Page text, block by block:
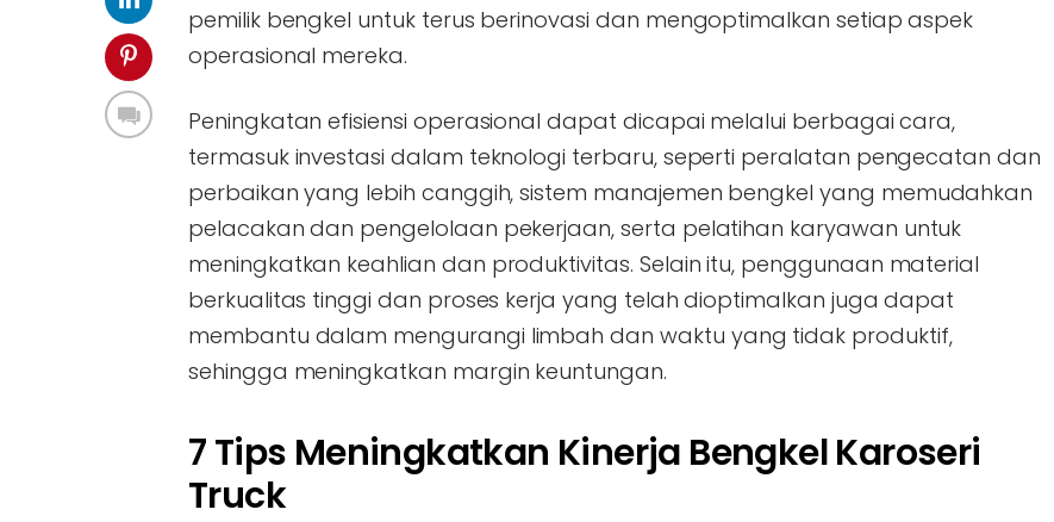
pemilik bengkel untuk terus berinovasi dan mengoptimalkan setiap aspek
operasional mereka.
Peningkatan efisiensi operasional dapat dicapai melalui berbagai cara,
termasuk investasi dalam teknologi terbaru, seperti peralatan pengecatan dan
perbaikan yang lebih canggih, sistem manajemen bengkel yang memudahkan
pelacakan dan pengelolaan pekerjaan, serta pelatihan karyawan untuk
meningkatkan keahlian dan produktivitas. Selain itu, penggunaan material
berkualitas tinggi dan proses kerja yang telah dioptimalkan juga dapat
membantu dalam mengurangi limbah dan waktu yang tidak produktif,
sehingga meningkatkan margin keuntungan.
7 Tips Meningkatkan Kinerja Bengkel Karoseri
Truck